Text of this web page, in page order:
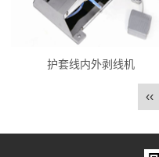
护套线内外剥线机
‹‹